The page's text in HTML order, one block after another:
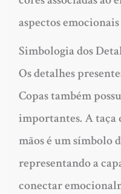
aspectos
Simbologia dos
Os detalhes
Copas também
importantes. A taça
mãos é um símbolo
representando a
conectar